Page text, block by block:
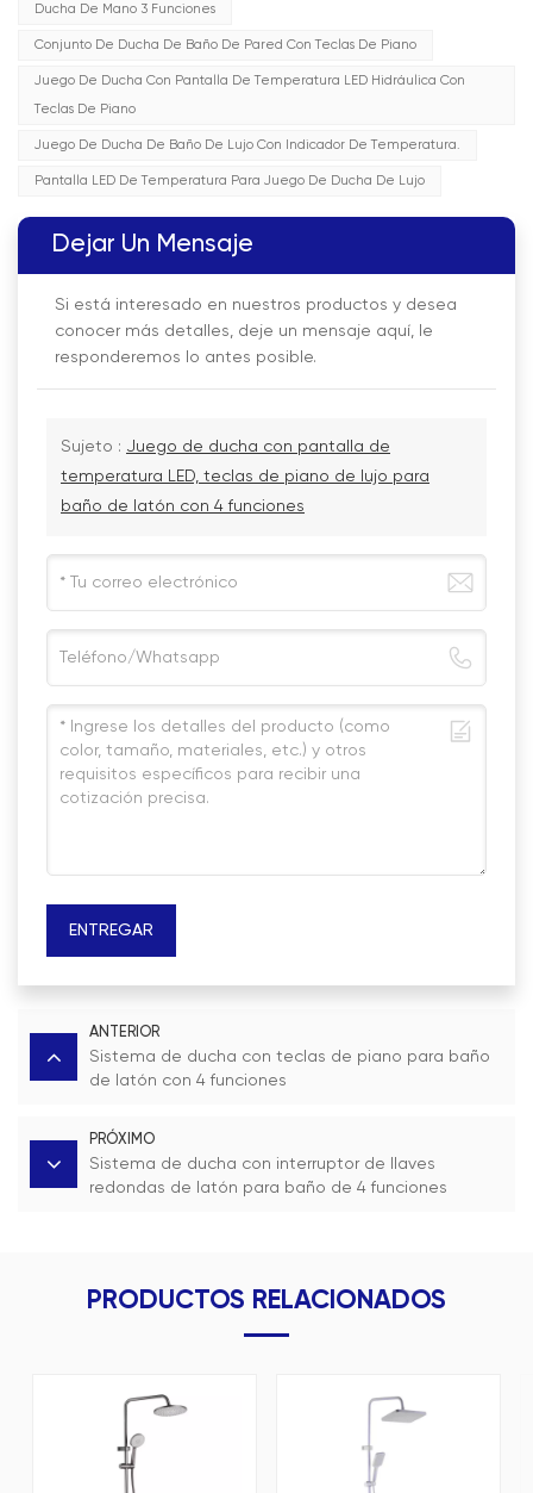
Ducha De Mano 3 Funciones
Conjunto De Ducha De Baño De Pared Con Teclas De Piano
Juego De Ducha Con Pantalla De Temperatura LED Hidráulica Con
Teclas De Piano
Juego De Ducha De Baño De Lujo Con Indicador De Temperatura.
Pantalla LED De Temperatura Para Juego De Ducha De Lujo
Dejar Un Mensaje
Si está interesado en nuestros productos y desea
conocer más detalles, deje un mensaje aquí, le
responderemos lo antes posible.
Sujeto : Juego de ducha con pantalla de
temperatura LED, teclas de piano de lujo para
baño de latón con 4 funciones
ENTREGAR
ANTERIOR
Sistema de ducha con teclas de piano para baño
de latón con 4 funciones
PRÓXIMO
Sistema de ducha con interruptor de llaves
redondas de latón para baño de 4 funciones
PRODUCTOS RELACIONADOS